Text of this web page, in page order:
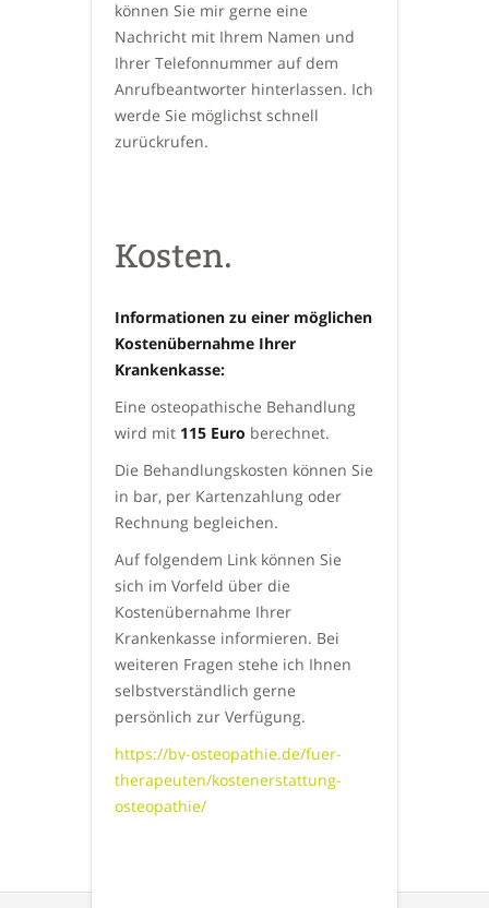
können Sie mir gerne eine
Nachricht mit Ihrem Namen und
Ihrer Telefonnummer auf dem
Anrufbeantworter hinterlassen. Ich
werde Sie möglichst schnell
zurückrufen.
Kosten.
Informationen zu einer möglichen
Kostenübernahme Ihrer
Krankenkasse:
Eine osteopathische Behandlung
wird mit 115 Euro berechnet.
Die Behandlungskosten können Sie
in bar, per Kartenzahlung oder
Rechnung begleichen.
Auf folgendem Link können Sie
sich im Vorfeld über die
Kostenübernahme Ihrer
Krankenkasse informieren. Bei
weiteren Fragen stehe ich Ihnen
selbstverständlich gerne
persönlich zur Verfügung.
https://bv-osteopathie.de/fuer-
therapeuten/kostenerstattung-
osteopathie/